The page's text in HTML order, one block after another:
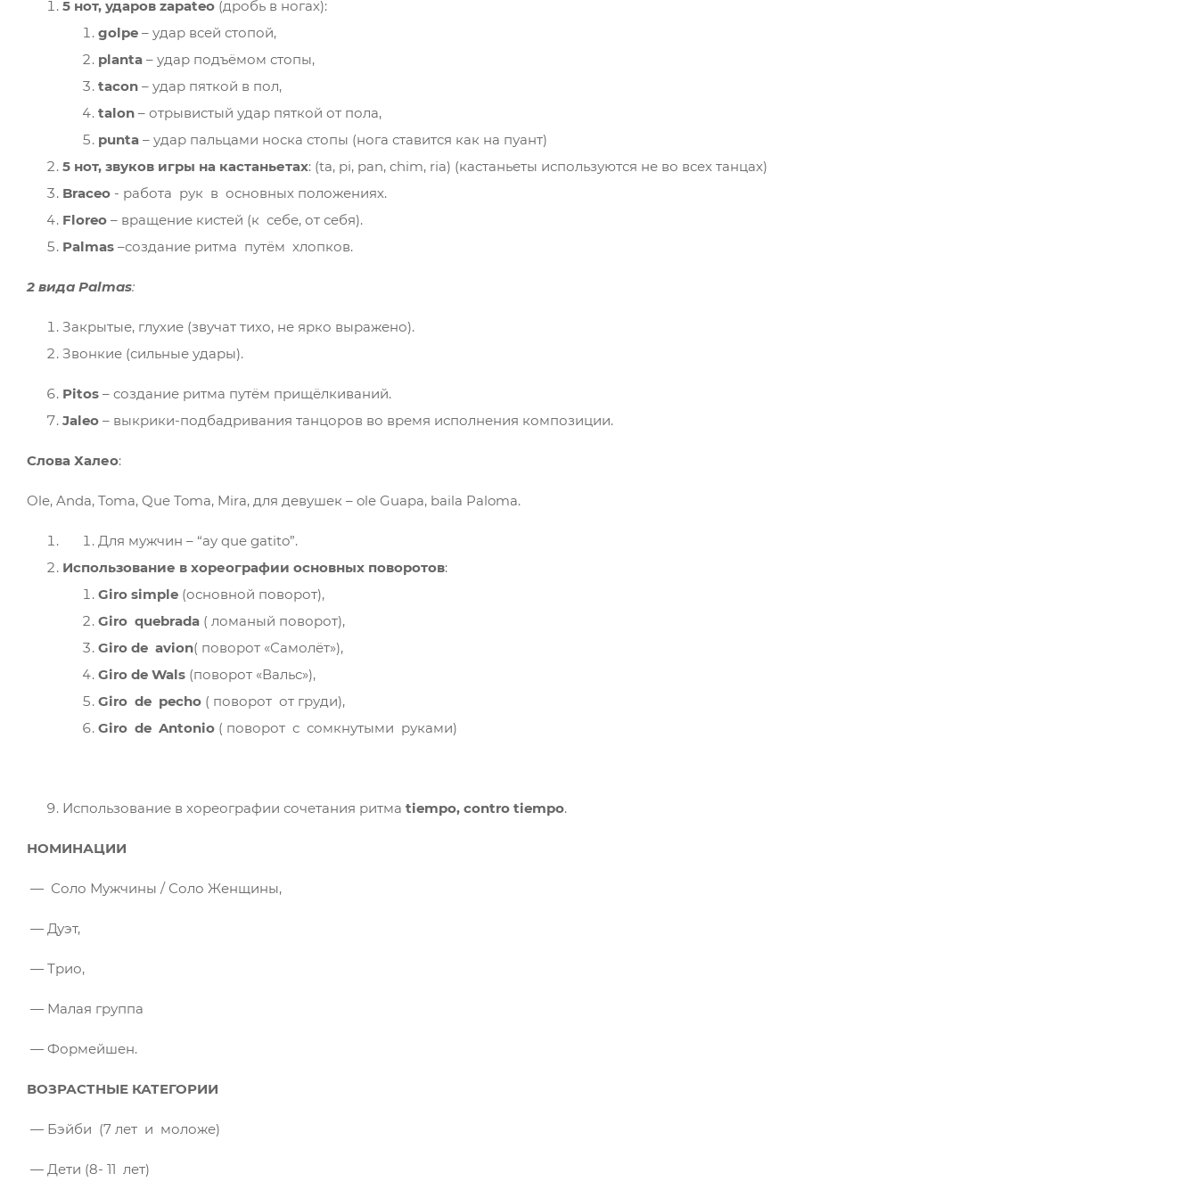
5 нот, ударов zapateo (дробь в ногах):
golpe – удар всей стопой,
planta – удар подъёмом стопы,
tacon – удар пяткой в пол,
talon – отрывистый удар пяткой от пола,
punta – удар пальцами носка стопы (нога ставится как на пуант)
5 нот, звуков игры на кастаньетах: (ta, pi, pan, chim, ria) (кастаньеты используются не во всех танцах)
Braceo - работа рук в основных положениях.
Floreo – вращение кистей (к себе, от себя).
Palmas –создание ритма путём хлопков.
2 вида Palmas:
Закрытые, глухие (звучат тихо, не ярко выражено).
Звонкие (сильные удары).
Pitos – создание ритма путём прищёлкиваний.
Jaleo – выкрики-подбадривания танцоров во время исполнения композиции.
Слова Халео:
Ole, Anda, Toma, Que Toma, Mira, для девушек – ole Guapa, baila Paloma.
Для мужчин – “ay que gatito”.
Использование в хореографии основных поворотов:
Giro simple (основной поворот),
Giro quebrada ( ломаный поворот),
Giro de avion( поворот «Самолёт»),
Giro de Wals (поворот «Вальс»),
Giro de pecho ( поворот от груди),
Giro de Antonio ( поворот с сомкнутыми руками)
Использование в хореографии сочетания ритма tiempo, contro tiempo.
НОМИНАЦИИ
— Соло Мужчины / Соло Женщины,
— Дуэт,
— Трио,
— Малая группа
— Формейшен.
ВОЗРАСТНЫЕ КАТЕГОРИИ
— Бэйби (7 лет и моложе)
— Дети (8- 11 лет)